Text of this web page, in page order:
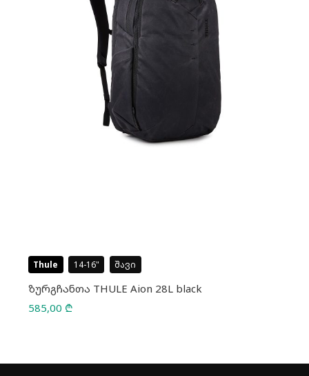
Thule 14-16 შავი
ზურგჩანთა THULE Aion 28L black
585,00 ₾